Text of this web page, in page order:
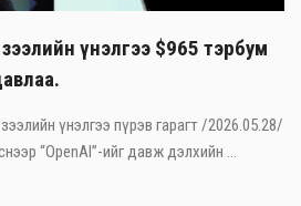
үнэлгээ $965 тэрбум
үнэлгээ пүрэв гарагт /2026.05.28/
“OpenAI”-ийг давж дэлхийн ...